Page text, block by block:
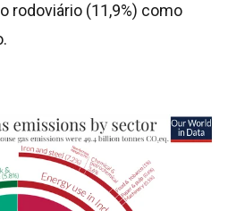
rodoviário (11,9%) como